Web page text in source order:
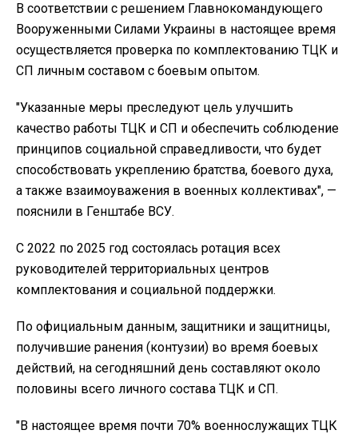
В соответствии с решением Главнокомандующего
Вооруженными Силами Украины в настоящее время
осуществляется проверка по комплектованию ТЦК и
СП личным составом с боевым опытом.
"Указанные меры преследуют цель улучшить
качество работы ТЦК и СП и обеспечить соблюдение
принципов социальной справедливости, что будет
способствовать укреплению братства, боевого духа,
а также взаимоуважения в военных коллективах", —
пояснили в Генштабе ВСУ.
С 2022 по 2025 год состоялась ротация всех
руководителей территориальных центров
комплектования и социальной поддержки.
По официальным данным, защитники и защитницы,
получившие ранения (контузии) во время боевых
действий, на сегодняшний день составляют около
половины всего личного состава ТЦК и СП.
"В настоящее время почти 70% военнослужащих ТЦК